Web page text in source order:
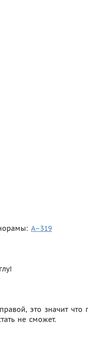
A–319
это значит что
не сможет.